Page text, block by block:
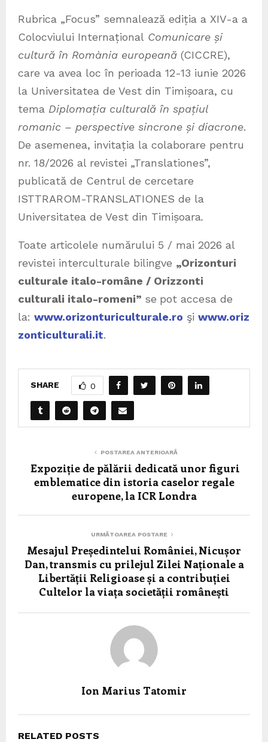
Rubrica „Focus” semnalează ediția a XIV-a a
Colocviului Internațional Comunicare și
cultură în Romània europeană (CICCRE),
care va avea loc în perioada 12-13 iunie 2026
la Universitatea de Vest din Timișoara, cu
tema Diplomația culturală în spațiul
romanic – perspective sincrone și diacrone.
De asemenea, invitația la colaborare pentru
nr. 18/2026 al revistei „Translationes”,
publicată de Centrul de cercetare
ISTTRAROM-TRANSLATIONES de la
Universitatea de Vest din Timișoara.
Toate articolele numărului 5 / mai 2026 al
revistei interculturale bilingve „Orizonturi
culturale italo-române / Orizzonti
culturali italo-romeni” se pot accesa de
la: www.orizonturiculturale.ro şi www.oriz
zonticulturali.it.
SHARE 0
POSTAREA ANTERIOARĂ
Expoziție de pălării dedicată unor figuri
emblematice din istoria caselor regale
europene, la ICR Londra
URMĂTOAREA POSTARE
Mesajul Președintelui României, Nicușor
Dan, transmis cu prilejul Zilei Naționale a
Libertății Religioase și a contribuției
Cultelor la viața societății românești
Ion Marius Tatomir
RELATED POSTS